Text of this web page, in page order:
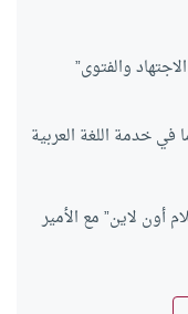
والفتوى”
أون لاين” مع الأمير